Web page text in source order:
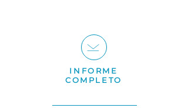
INFORME
COMPLETO